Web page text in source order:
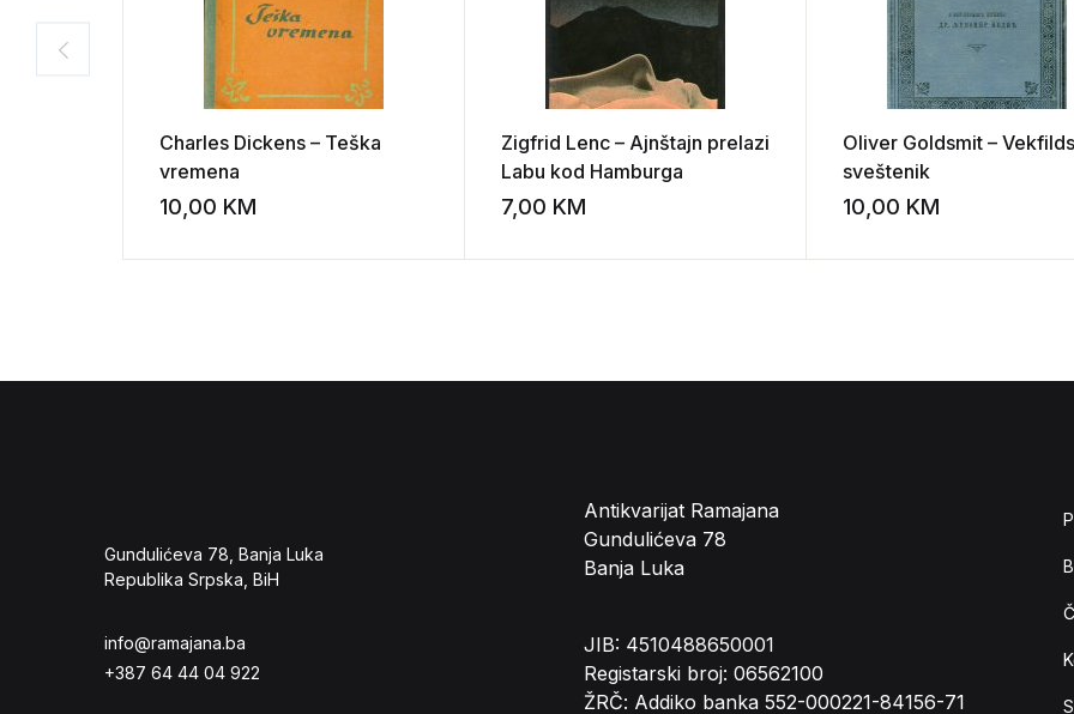
Charles Dickens – Teška
vremena
10,00 KM Add to wishlist
Zigfrid Lenc – Ajnštajn prelazi
Labu kod Hamburga
7,00 KM Add to wishlist
Oliver Goldsmit –
sveštenik
10,00 KM
Gundulićeva 78, Banja Luka
Republika Srpska, BiH
info@ramajana.ba
+387 64 44 04 922
Antikvarijat Ramajana
Gundulićeva 78
Banja Luka
JIB: 4510488650001
Registarski broj: 06562100
ŽRČ: Addiko banka 552-000221-84156-71